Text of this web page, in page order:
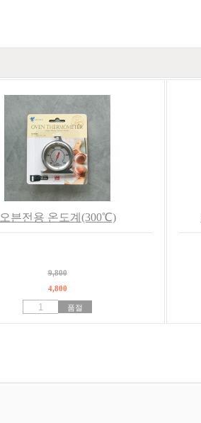
오븐전용 온도계(300℃)
9,800
4,800
품절